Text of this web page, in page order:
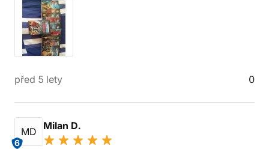
před 5 lety 0
MD
6
Milan D.